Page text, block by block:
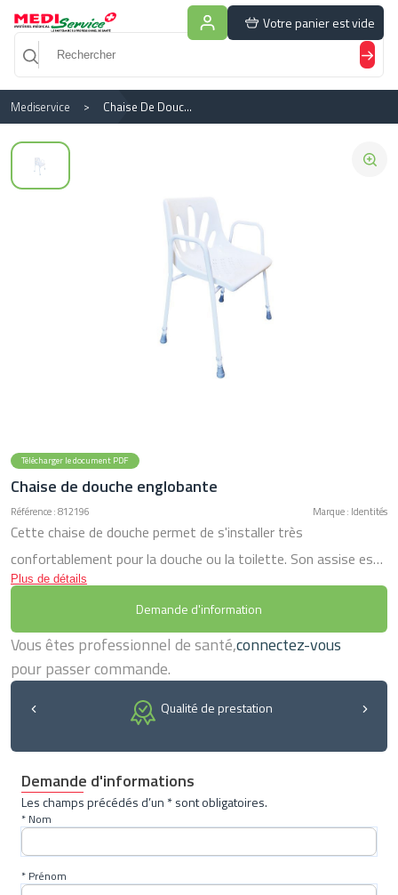
Votre panier est vide
Mediservice Chaise De Douche Englobante
Télécharger le document PDF
Chaise de douche englobante
Référence : 812196 Marque : Identités
Cette chaise de douche permet de s'installer très
confortablement pour la douche ou la toilette. Son assise est
réglable en hauteur . Le siège est muni de trous d'écoulement
évitant toute stagnation d'eau . Son assise est très
englobante et très confortable. Ce modèle dispose
d'accoudoirs fixes. Dimensions hors-tout : larg. 62 x prof. 46 x
haut. 77 à 91 cm. Poids maxi utilisateur 160 kg.
Plus de détails
Demande d'information
Vous êtes professionnel de santé,connectez-vous
pour passer commande.
Qualité de prestation
Demande d'informations
Les champs précédés d’un * sont obligatoires.
* Nom
* Prénom
Panneau de gestion des cookies